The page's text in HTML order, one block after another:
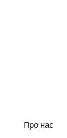
Про нас